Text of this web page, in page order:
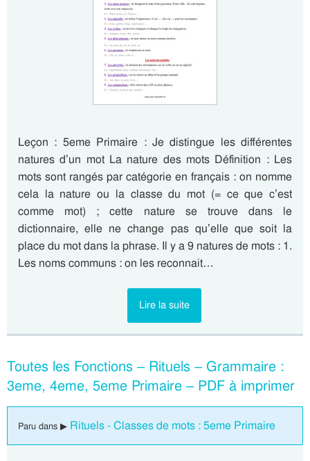
Leçon : 5eme Primaire : Je distingue les différentes
natures d’un mot La nature des mots Définition : Les
mots sont rangés par catégorie en français : on nomme
cela la nature ou la classe du mot (= ce que c’est
comme mot) ; cette nature se trouve dans le
dictionnaire, elle ne change pas qu’elle que soit la
place du mot dans la phrase. Il y a 9 natures de mots : 1.
Les noms communs : on les reconnait…
Lire la suite
Toutes les Fonctions – Rituels – Grammaire :
3eme, 4eme, 5eme Primaire – PDF à imprimer
Paru dans ▶ Rituels - Classes de mots : 5eme Primaire